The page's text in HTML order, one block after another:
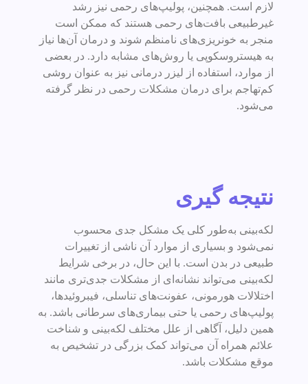
لازم است. همچنین، پولیپ‌های رحمی نیز رشد
غیرطبیعی بافت‌های رحمی هستند که ممکن است
منجر به خونریزی‌های نامنظم شوند و درمان آن‌ها نیاز
به هیستروسکوپی یا روش‌های مشابه دارد. در بعضی
از موارد، استفاده از لیزر درمانی نیز به عنوان روشی
کم‌تهاجم برای درمان مشکلات رحمی در نظر گرفته
می‌شود.
نتیجه گیری
لکه‌بینی به‌طور کلی یک مشکل جدی محسوب
نمی‌شود و بسیاری از موارد آن ناشی از تغییرات
طبیعی در بدن است. با این حال، در برخی شرایط
لکه‌بینی می‌تواند نشانه‌ای از مشکلات جدی‌تری مانند
اختلالات هورمونی، عفونت‌های تناسلی، فیبروئیدها،
پولیپ‌های رحمی یا حتی بیماری‌های سرطانی باشد. به
همین دلیل، آگاهی از علل مختلف لکه‌بینی و شناخت
علائم همراه آن می‌تواند کمک بزرگی در تشخیص به
موقع مشکلات باشد.